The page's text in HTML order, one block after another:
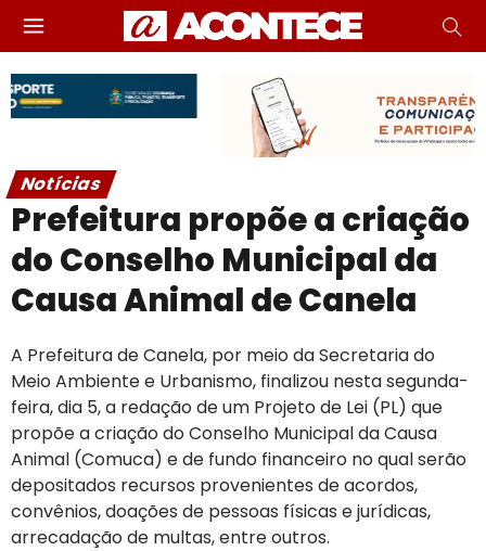
Notícias
Prefeitura propõe a criação
do Conselho Municipal da
Causa Animal de Canela
A Prefeitura de Canela, por meio da Secretaria do
Meio Ambiente e Urbanismo, finalizou nesta segunda-
feira, dia 5, a redação de um Projeto de Lei (PL) que
propõe a criação do Conselho Municipal da Causa
Animal (Comuca) e de fundo financeiro no qual serão
depositados recursos provenientes de acordos,
convênios, doações de pessoas físicas e jurídicas,
arrecadação de multas, entre outros.